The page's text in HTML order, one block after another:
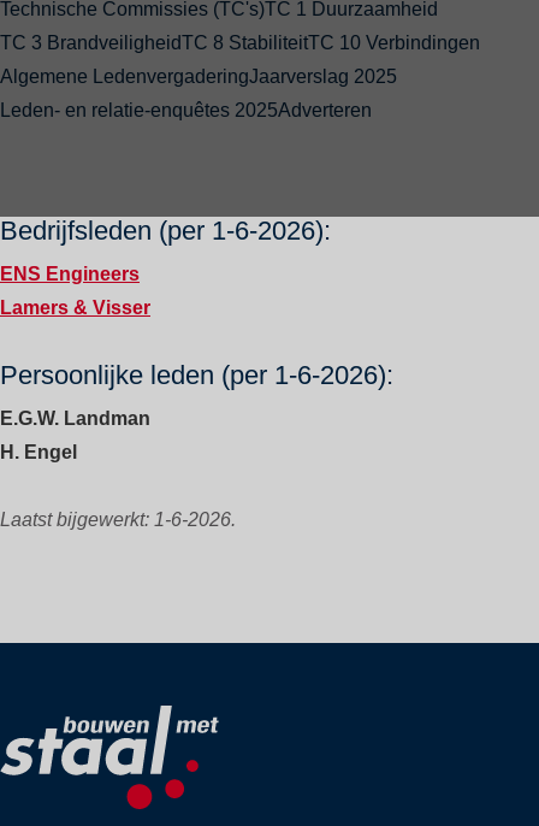
Technische Commissies (TC's)TC 1 Duurzaamheid
TC 3 BrandveiligheidTC 8 StabiliteitTC 10 Verbindingen
Algemene LedenvergaderingJaarverslag 2025
Leden- en relatie-enquêtes 2025Adverteren
Bedrijfsleden (per 1-6-2026):
ENS Engineers
Lamers & Visser
Persoonlijke leden (per 1-6-2026):
E.G.W. Landman
H. Engel
Laatst bijgewerkt: 1-6-2026.